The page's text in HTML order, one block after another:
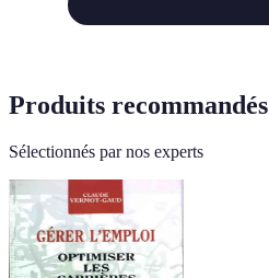
Produits recommandés
Sélectionnés par nos experts